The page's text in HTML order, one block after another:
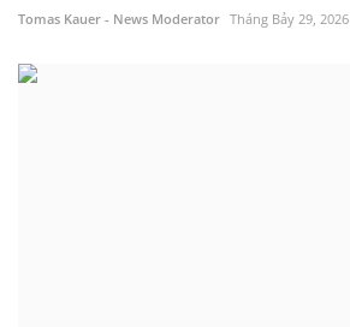
Tomas Kauer - News Moderator Tháng Bảy 29, 2026